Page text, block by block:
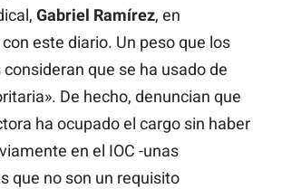
Gabriel Ramírez, en
este diario. Un peso que los
que se ha usado de
De hecho, denuncian que
ha ocupado el cargo sin haber
en el IOC -unas
que no son un requisito